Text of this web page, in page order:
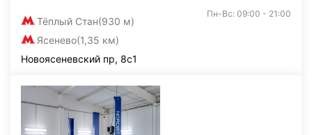
Тёплый Стан(930 м)
Ясенево(1,35 км)
Пн-Вс: 09:00 - 21:00
Новоясеневский пр, 8с1